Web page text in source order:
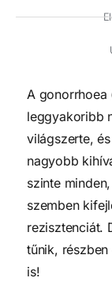
A
leggyakoribb
világszerte,
nagyobb
szinte
szemben
rezisztenciát.
tűnik,
is!